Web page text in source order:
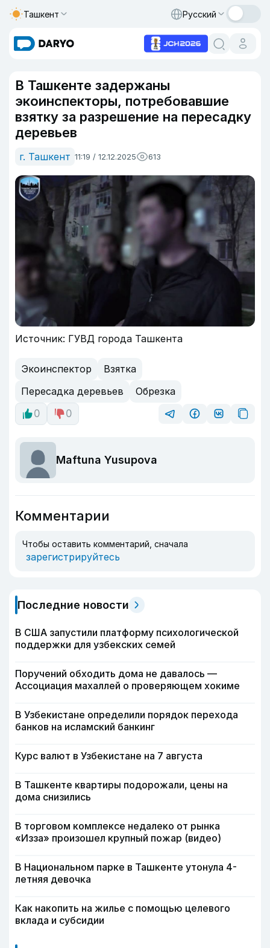
Ташкент Русский
В Ташкенте задержаны
экоинспекторы, потребовавшие
взятку за разрешение на пересадку
деревьев
г. Ташкент 11:19 / 12.12.2025 613
Источник: ГУВД города Ташкента
Экоинспектор
Взятка
Пересадка деревьев
Обрезка
0
0
Maftuna Yusupova
Комментарии
Чтобы оставить комментарий, сначала
зарегистрируйтесь
Последние новости
В США запустили платформу психологической
поддержки для узбекских семей
Поручений обходить дома не давалось —
Ассоциация махаллей о проверяющем хокиме
В Узбекистане определили порядок перехода
банков на исламский банкинг
Курс валют в Узбекистане на 7 августа
В Ташкенте квартиры подорожали, цены на
дома снизились
В торговом комплексе недалеко от рынка
«Изза» произошел крупный пожар (видео)
В Национальном парке в Ташкенте утонула 4-
летняя девочка
Как накопить на жилье с помощью целевого
вклада и субсидии